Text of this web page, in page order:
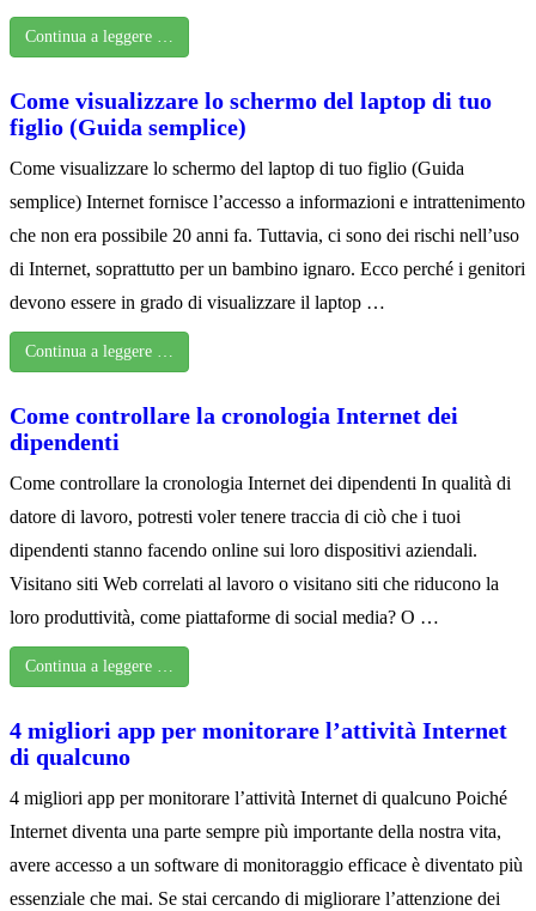
Continua a leggere …
Come visualizzare lo schermo del laptop di tuo
figlio (Guida semplice)
Come visualizzare lo schermo del laptop di tuo figlio (Guida
semplice) Internet fornisce l’accesso a informazioni e intrattenimento
che non era possibile 20 anni fa. Tuttavia, ci sono dei rischi nell’uso
di Internet, soprattutto per un bambino ignaro. Ecco perché i genitori
devono essere in grado di visualizzare il laptop …
Continua a leggere …
Come controllare la cronologia Internet dei
dipendenti
Come controllare la cronologia Internet dei dipendenti In qualità di
datore di lavoro, potresti voler tenere traccia di ciò che i tuoi
dipendenti stanno facendo online sui loro dispositivi aziendali.
Visitano siti Web correlati al lavoro o visitano siti che riducono la
loro produttività, come piattaforme di social media? O …
Continua a leggere …
4 migliori app per monitorare l’attività Internet
di qualcuno
4 migliori app per monitorare l’attività Internet di qualcuno Poiché
Internet diventa una parte sempre più importante della nostra vita,
avere accesso a un software di monitoraggio efficace è diventato più
essenziale che mai. Se stai cercando di migliorare l’attenzione dei